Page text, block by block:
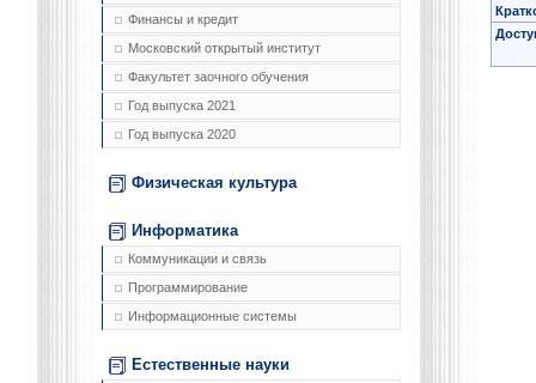
Финансы и кредит
Московский открытый институт
Факультет заочного обучения
Год выпуска 2021
Год выпуска 2020
Физическая культура
Информатика
Коммуникации и связь
Программирование
Информационные системы
Естественные науки